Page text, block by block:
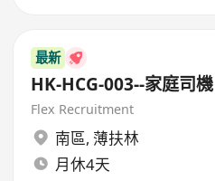
最新
HK-HCG-003--家庭司機
Flex Recruitment
南區, 薄扶林
月休4天